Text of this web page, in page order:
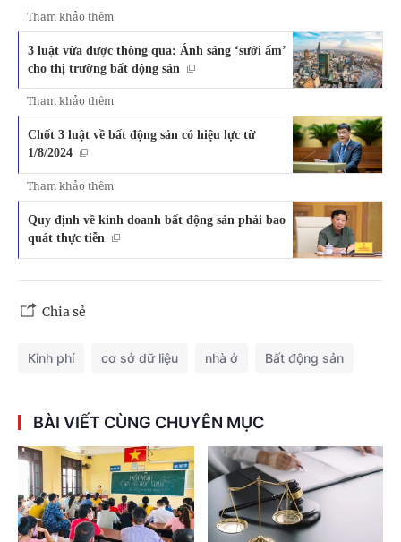
Tham khảo thêm
3 luật vừa được thông qua: Ánh sáng ‘sưởi ấm’
cho thị trường bất động sản
Tham khảo thêm
Chốt 3 luật về bất động sản có hiệu lực từ
1/8/2024
Tham khảo thêm
Quy định về kinh doanh bất động sản phải bao
quát thực tiễn
Chia sẻ
Kinh phí cơ sở dữ liệu nhà ở Bất động sản
BÀI VIẾT CÙNG CHUYÊN MỤC